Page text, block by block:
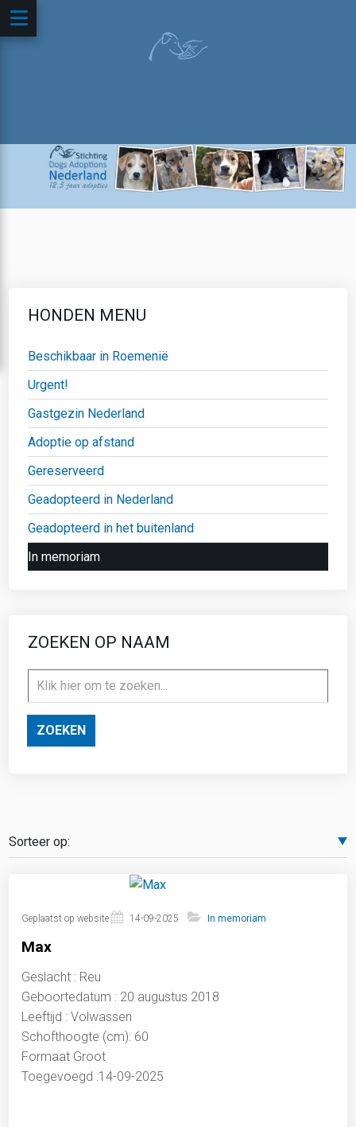
HONDEN MENU
Beschikbaar in Roemenië
Urgent!
Gastgezin Nederland
Adoptie op afstand
Gereserveerd
Geadopteerd in Nederland
Geadopteerd in het buitenland
In memoriam
ZOEKEN OP NAAM
ZOEKEN
Geplaatst op website 14-09-2025 In memoriam
Max
Geslacht : Reu
Geboortedatum : 20 augustus 2018
Leeftijd : Volwassen
Schofthoogte (cm): 60
Formaat Groot
Toegevoegd :14-09-2025